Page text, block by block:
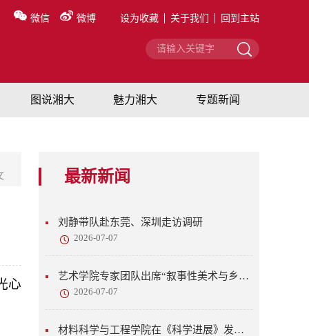
微信 微博 设为收藏 关于我们 回到主站
图说湘大 魅力湘大 专题新闻
最新新闻
刘静带队赴东莞、深圳走访调研
2026-07-07
艺术学院专家团队出席“叙事性美术与乡村美育”研讨会
2026-07-07
材料科学与工程学院在《科学进展》发表研究成果
心